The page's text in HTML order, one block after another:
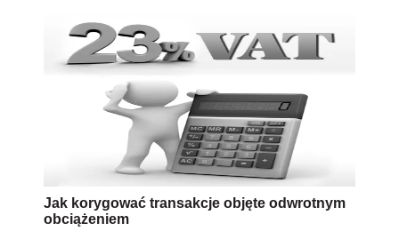
Jak korygować transakcje objęte odwrotnym
obciążeniem